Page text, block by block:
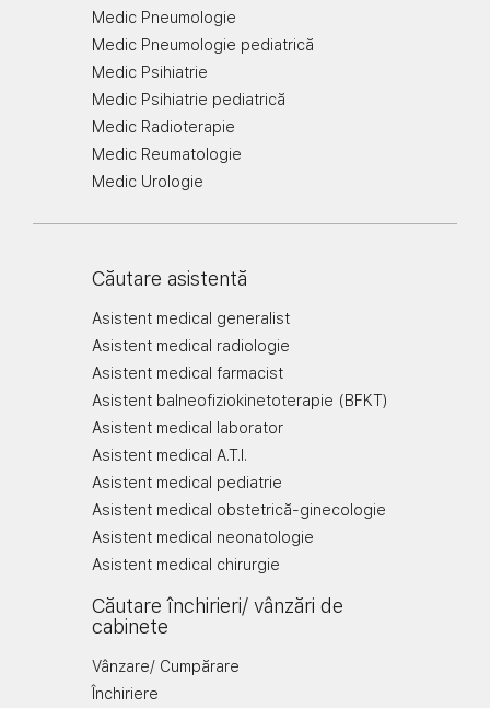
Medic Pneumologie
Medic Pneumologie pediatrică
Medic Psihiatrie
Medic Psihiatrie pediatrică
Medic Radioterapie
Medic Reumatologie
Medic Urologie
Căutare asistentă
Asistent medical generalist
Asistent medical radiologie
Asistent medical farmacist
Asistent balneofiziokinetoterapie (BFKT)
Asistent medical laborator
Asistent medical A.T.I.
Asistent medical pediatrie
Asistent medical obstetrică-ginecologie
Asistent medical neonatologie
Asistent medical chirurgie
Căutare închirieri/ vânzări de
cabinete
Vânzare/ Cumpărare
Închiriere